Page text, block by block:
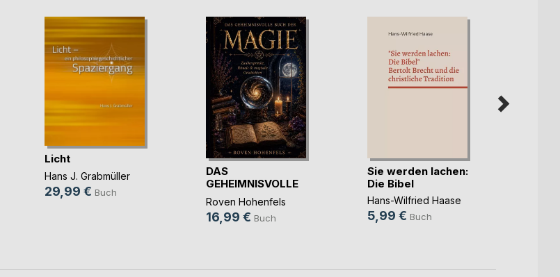
Licht
Hans J. Grabmüller
29,99 € Buch
DAS
GEHEIMNISVOLLE
BUCH DER MAGIE
Roven Hohenfels
16,99 € Buch
Sie werden lachen:
Die Bibel
Hans-Wilfried Haase
5,99 € Buch